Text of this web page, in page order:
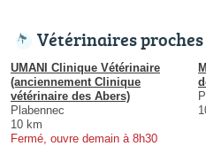
Vétérinaires proches
UMANI Clinique Vétérinaire
(anciennement Clinique
vétérinaire des Abers)
Plabennec
10 km
Fermé, ouvre demain à 8h30